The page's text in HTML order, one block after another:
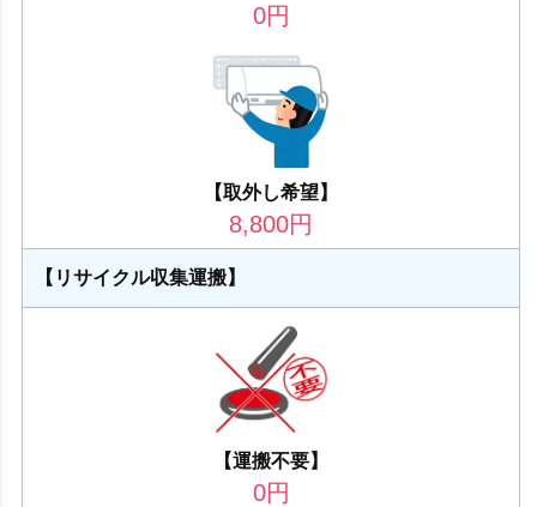
0円
【取外し希望】
8,800円
【リサイクル収集運搬】
【運搬不要】
0円